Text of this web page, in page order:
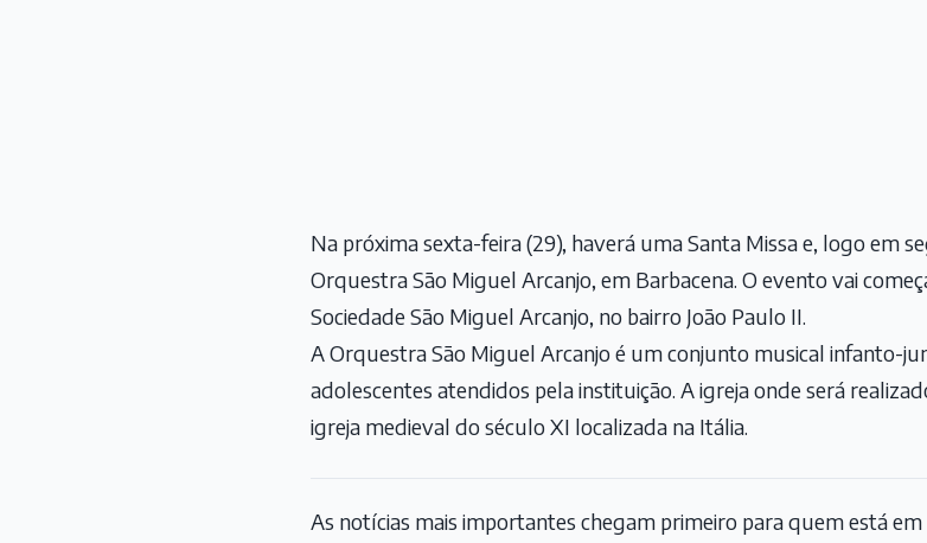
Na próxima sexta-feira (29), haverá uma Santa Missa e, logo em
Orquestra São Miguel Arcanjo, em Barbacena. O evento vai
Sociedade São Miguel Arcanjo, no bairro João Paulo II.
A Orquestra São Miguel Arcanjo é um conjunto musical infanto-
adolescentes atendidos pela instituição. A igreja onde será
igreja medieval do século XI localizada na Itália.
As notícias mais importantes chegam primeiro para quem está